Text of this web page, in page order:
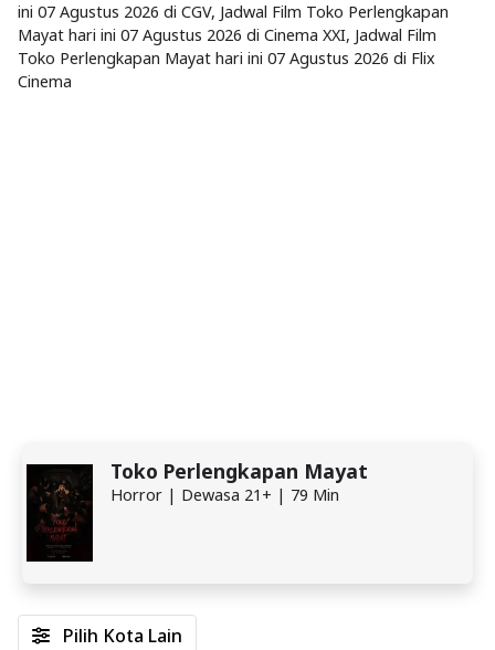
ini 07 Agustus 2026 di CGV, Jadwal Film Toko Perlengkapan
Mayat hari ini 07 Agustus 2026 di Cinema XXI, Jadwal Film
Toko Perlengkapan Mayat hari ini 07 Agustus 2026 di Flix
Cinema
Toko Perlengkapan Mayat
Horror | Dewasa 21+ | 79 Min
Pilih Kota Lain